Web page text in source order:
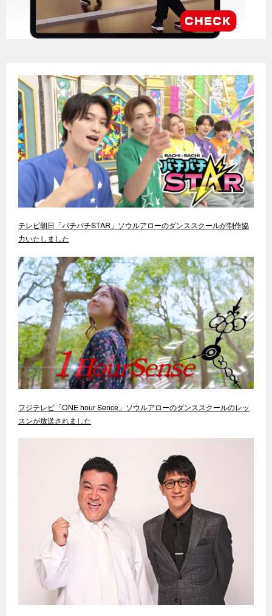
テレビ朝日「バチバチSTAR」ソウルアローのダンススクールが制作協
力いたしました
フジテレビ「ONE hour Sence」ソウルアローのダンススクールのレッ
スンが放送されました